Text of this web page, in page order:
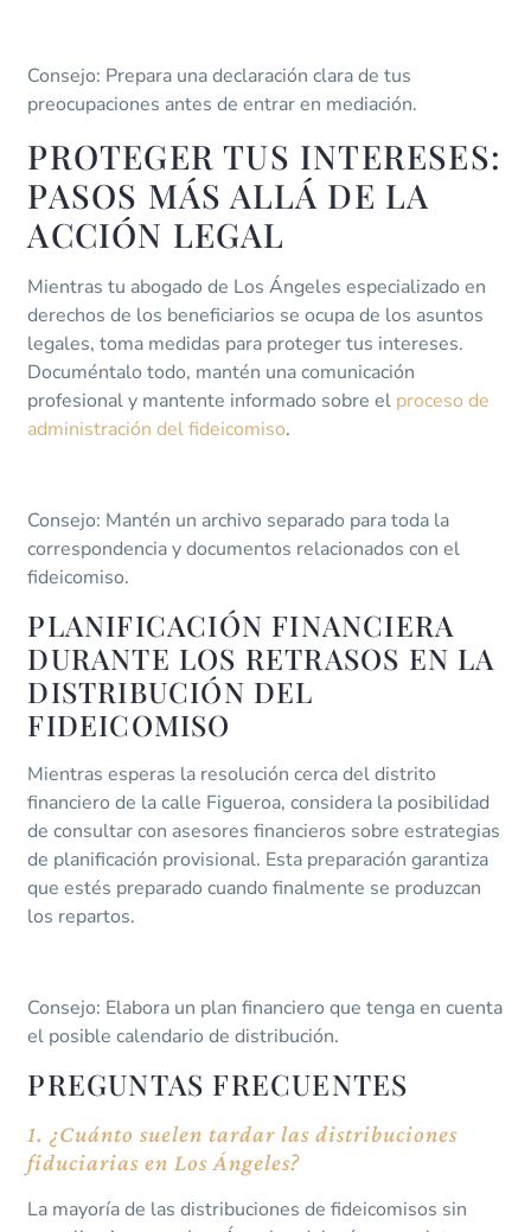
Consejo: Prepara una declaración clara de tus
preocupaciones antes de entrar en mediación.
PROTEGER TUS INTERESES:
PASOS MÁS ALLÁ DE LA
ACCIÓN LEGAL
Mientras tu abogado de Los Ángeles especializado en
derechos de los beneficiarios se ocupa de los asuntos
legales, toma medidas para proteger tus intereses.
Documéntalo todo, mantén una comunicación
profesional y mantente informado sobre el proceso de
administración del fideicomiso.
Consejo: Mantén un archivo separado para toda la
correspondencia y documentos relacionados con el
fideicomiso.
PLANIFICACIÓN FINANCIERA
DURANTE LOS RETRASOS EN LA
DISTRIBUCIÓN DEL
FIDEICOMISO
Mientras esperas la resolución cerca del distrito
financiero de la calle Figueroa, considera la posibilidad
de consultar con asesores financieros sobre estrategias
de planificación provisional. Esta preparación garantiza
que estés preparado cuando finalmente se produzcan
los repartos.
Consejo: Elabora un plan financiero que tenga en cuenta
el posible calendario de distribución.
PREGUNTAS FRECUENTES
1. ¿Cuánto suelen tardar las distribuciones
fiduciarias en Los Ángeles?
La mayoría de las distribuciones de fideicomisos sin